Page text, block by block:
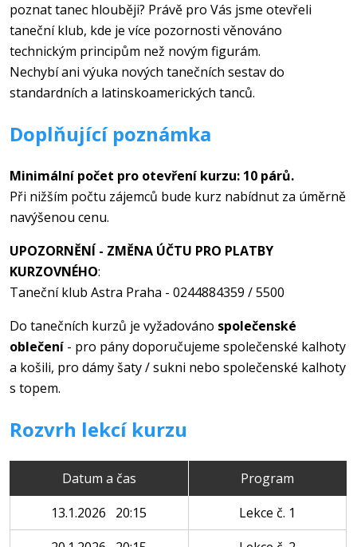
poznat tanec hlouběji? Právě pro Vás jsme otevřeli
taneční klub, kde je více pozornosti věnováno
technickým principům než novým figurám.
Nechybí ani výuka nových tanečních sestav do
standardních a latinskoamerických tanců.
Doplňující poznámka
Minimální počet pro otevření kurzu: 10 párů.
Při nižším počtu zájemců bude kurz nabídnut za úměrně
navýšenou cenu.
UPOZORNĚNÍ - ZMĚNA ÚČTU PRO PLATBY
KURZOVNÉHO:
Taneční klub Astra Praha - 0244884359 / 5500
Do tanečních kurzů je vyžadováno společenské
oblečení- pro pány doporučujeme společenské kalhoty
a košili, pro dámy šaty / sukni nebo společenské kalhoty
s topem.
Rozvrh lekcí kurzu
Datum a čas
Program
13.1.2026 20:15
Lekce č. 1